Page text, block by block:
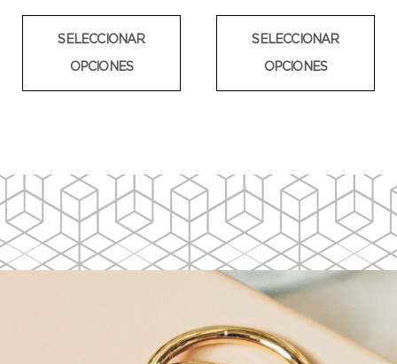
SELECCIONAR
OPCIONES
SELECCIONAR
OPCIONES